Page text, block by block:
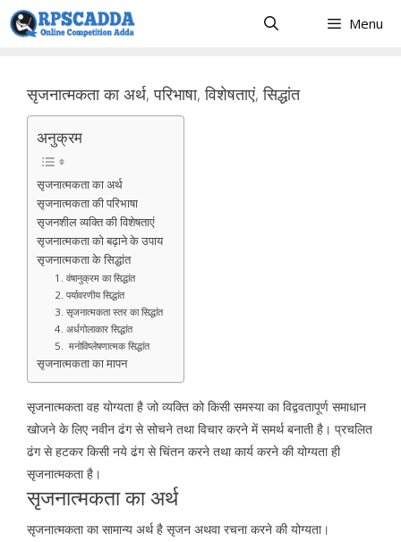
Skip
to
Menu
सृजनात्मकता का अर्थ, परिभाषा, विशेषताएं, सिद्धांत
अनुक्रम
सृजनात्मकता का अर्थ
सृजनात्मकता की परिभाषा
सृजनशील व्यक्ति की विशेषताएं
सृजनात्मकता को बढ़ाने के उपाय
सृजनात्मकता के सिद्धांत
1. वंषानुक्रम का सिद्धांत
2. पर्यावरणीय सिद्धांत
3. सृजनात्मकता स्तर का सिद्धांत
4. अर्धगोलाकार सिद्धांत
5. मनोविष्लेषणात्मक सिद्धांत
सृजनात्मकता का मापन
सृजनात्मकता वह योग्यता है जो व्यक्ति को किसी समस्या का विद्ववतापूर्ण समाधान
खोजने के लिए नवीन ढंग से सोचने तथा विचार करने में समर्थ बनाती है। प्रचलित
ढंग से हटकर किसी नये ढंग से चिंतन करने तथा कार्य करने की योग्यता ही
सृजनात्मकता है।
सृजनात्मकता का अर्थ
सृजनात्मकता का सामान्य अर्थ है सृजन अथवा रचना करने की योग्यता।